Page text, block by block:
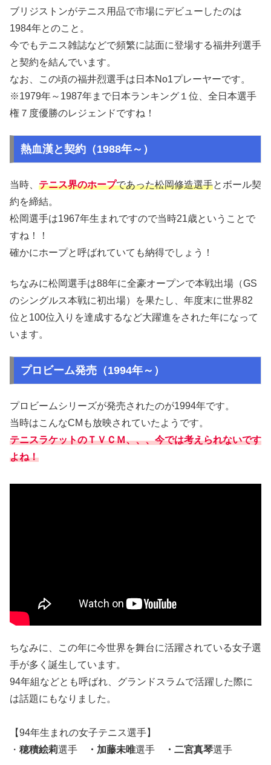
ブリジストンがテニス用品で市場にデビューしたのは
1984年とのこと。
今でもテニス雑誌などで頻繁に誌面に登場する福井列選手
と契約を結んでいます。
なお、この頃の福井烈選手は日本No1プレーヤーです。
※1979年～1987年まで日本ランキング１位、全日本選手
権７度優勝のレジェンドですね！
熱血漢と契約（1988年～）
当時、 テニス界のホープであった松岡修造選手とボール契
約を締結。
松岡選手は1967年生まれですので当時21歳ということで
すね！！
確かにホープと呼ばれていても納得でしょう！
ちなみに松岡選手は88年に全豪オープンで本戦出場（GS
のシングルス本戦に初出場）を果たし、年度末に世界82
位と100位入りを達成するなど大躍進をされた年になって
います。
プロビーム発売（1994年～）
プロビームシリーズが発売されたのが1994年です。
当時はこんなCMも放映されていたようです。
テニスラケットのＴＶＣＭ、、、今では考えられないです
よね！
ちなみに、この年に今世界を舞台に活躍されている女子選
手が多く誕生しています。
94年組などとも呼ばれ、グランドスラムで活躍した際に
は話題にもなりました。
【94年生まれの女子テニス選手】
・ 穂積絵莉選手 ・加藤未唯選手 ・二宮真琴選手